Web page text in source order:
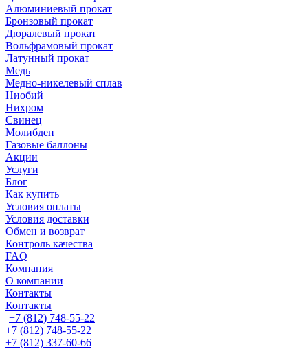
Алюминиевый прокат
Бронзовый прокат
Дюралевый прокат
Вольфрамовый прокат
Латунный прокат
Медь
Медно-никелевый сплав
Ниобий
Нихром
Свинец
Молибден
Газовые баллоны
Акции
Услуги
Блог
Как купить
Условия оплаты
Условия доставки
Обмен и возврат
Контроль качества
FAQ
Компания
О компании
Контакты
Контакты
+7 (812) 748-55-22
+7 (812) 748-55-22
+7 (812) 337-60-66